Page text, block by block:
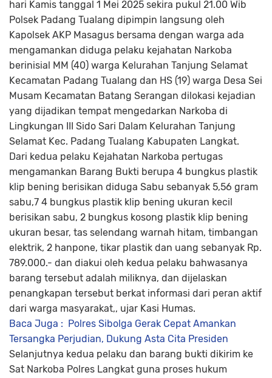
hari Kamis tanggal 1 Mei 2025 sekira pukul 21.00 Wib
Polsek Padang Tualang dipimpin langsung oleh
Kapolsek AKP Masagus bersama dengan warga ada
mengamankan diduga pelaku kejahatan Narkoba
berinisial MM (40) warga Kelurahan Tanjung Selamat
Kecamatan Padang Tualang dan HS (19) warga Desa Sei
Musam Kecamatan Batang Serangan dilokasi kejadian
yang dijadikan tempat mengedarkan Narkoba di
Lingkungan III Sido Sari Dalam Kelurahan Tanjung
Selamat Kec. Padang Tualang Kabupaten Langkat.
Dari kedua pelaku Kejahatan Narkoba pertugas
mengamankan Barang Bukti berupa 4 bungkus plastik
klip bening berisikan diduga Sabu sebanyak 5,56 gram
sabu,7 4 bungkus plastik klip bening ukuran kecil
berisikan sabu, 2 bungkus kosong plastik klip bening
ukuran besar, tas selendang warnah hitam, timbangan
elektrik, 2 hanpone, tikar plastik dan uang sebanyak Rp.
789.000.- dan diakui oleh kedua pelaku bahwasanya
barang tersebut adalah miliknya, dan dijelaskan
penangkapan tersebut berkat informasi dari peran aktif
dari warga masyarakat,, ujar Kasi Humas.
Baca Juga : Polres Sibolga Gerak Cepat Amankan
Tersangka Perjudian, Dukung Asta Cita Presiden
Selanjutnya kedua pelaku dan barang bukti dikirim ke
Sat Narkoba Polres Langkat guna proses hukum